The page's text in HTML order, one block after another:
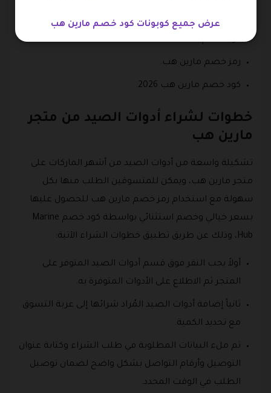
كود خصم Marine Hub.
رمز خصم مارين هب.
كود خصم مارين هب 2026.
خطوات لشراء أدوات الصيد من متجر
مارين هب
تشكيلة واسعة من أدوات الصيد من أشهر الماركات على
متجر مارين هب، ويمكن للمتسوقين الطلب منها بكل
سهولة مع استخدام رمز خصم مارين هب للحصول عليها
بسعر خيالي وخصم استثنائي بواسطة كود خصم Marine
Hub، وذلك عن طريق تطبيق خطوات الشراء الآتية:
أولاً يجب النقر فوق قسم أدوات الصيد المتوفر على
المتجر ثم الاطلاع على الأدوات المتوفرة به.
ثانياً إضافة أدوات الصيد المُراد شرائها إلى عربة التسوق
مع تحديد الكمية.
ثم ملء البيانات المطلوبة في طلب الشراء وكتابة عنوان
التوصيل وأرقام التواصل بشكل واضح لضمان توصيل
الطلب في الوقت المحدد.
عرض جميع كوبونات كود خصم مارين هب